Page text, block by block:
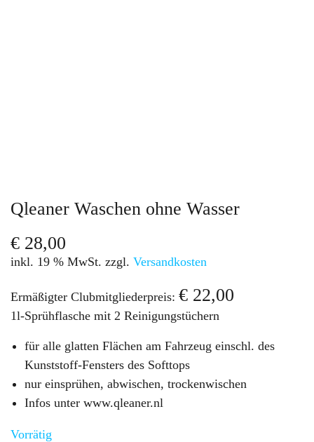
Qleaner Waschen ohne Wasser
€ 28,00
inkl. 19 % MwSt. zzgl. Versandkosten
Ermäßigter Clubmitgliederpreis: € 22,00
1l-Sprühflasche mit 2 Reinigungstüchern
für alle glatten Flächen am Fahrzeug einschl. des
Kunststoff-Fensters des Softtops
nur einsprühen, abwischen, trockenwischen
Infos unter www.qleaner.nl
Vorrätig